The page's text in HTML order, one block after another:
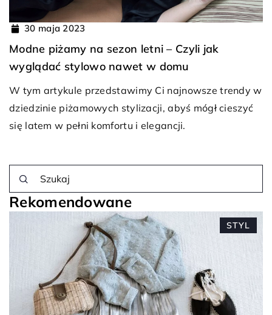
30 maja 2023
Modne piżamy na sezon letni – Czyli jak
wyglądać stylowo nawet w domu
W tym artykule przedstawimy Ci najnowsze trendy w
dziedzinie piżamowych stylizacji, abyś mógł cieszyć
się latem w pełni komfortu i elegancji.
Rekomendowane
STYL